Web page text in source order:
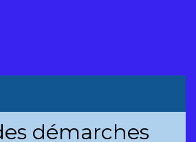
démarches